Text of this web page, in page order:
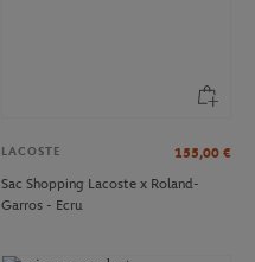
LACOSTE 155,00 €
Sac Shopping Lacoste x Roland-
Garros - Ecru